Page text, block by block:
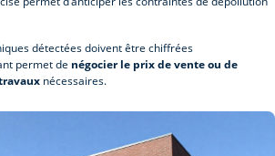
détectées doivent être chiffrées
permet de négocier le prix de vente ou de
nécessaires.